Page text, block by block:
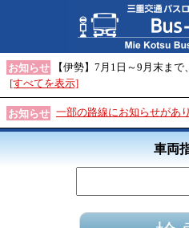
お知らせ
【伊勢】7月1日～9月末ま
[すべてを表示]
お知らせ 一部の路線にお知らせがあ
車両